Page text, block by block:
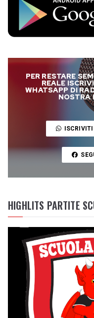
PER RESTARE
REALE
WHATSAPP DI
NOSTRA
HIGHLITS PARTITE